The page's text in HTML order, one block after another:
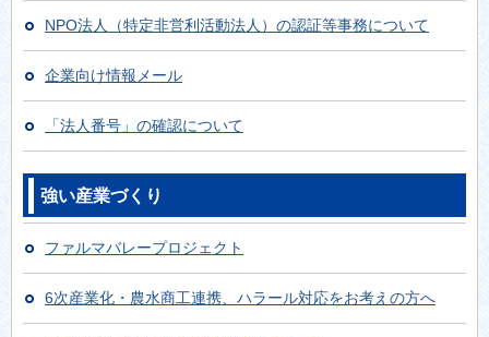
沼津市まちなか賑わい創生事業補助金について
2025年5月26日
NPO法人（特定非営利活動法人）の認証等事務について
企業向け情報メール
「法人番号」の確認について
強い産業づくり
ファルマバレープロジェクト
6次産業化・農水商工連携、ハラール対応をお考えの方へ